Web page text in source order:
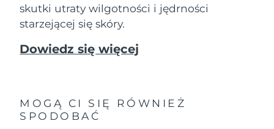
skutki utraty wilgotności i jędrności
starzejącej się skóry.
Dowiedz się więcej
MOGĄ CI SIĘ RÓWNIEŻ
SPODOBAĆ